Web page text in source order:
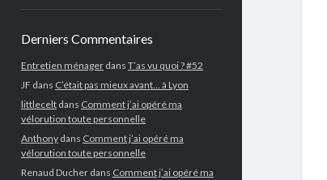
Derniers Commentaires
Entretien ménagerdans T’as vu quoi ? #52
JF dans C’était pas mieux avant… à Lyon
littleceltdans Comment j’ai opéré ma
vélorution toute personnelle
Anthonydans Comment j’ai opéré ma
vélorution toute personnelle
Renaud Ducherdans Comment j’ai opéré ma